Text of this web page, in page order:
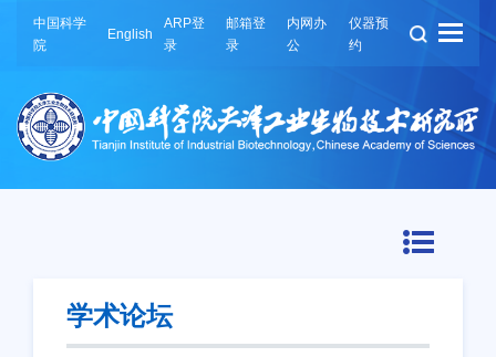
中国科学
院
English
ARP登
录
邮箱登
录
内网办
公
仪器预
约
学术论坛